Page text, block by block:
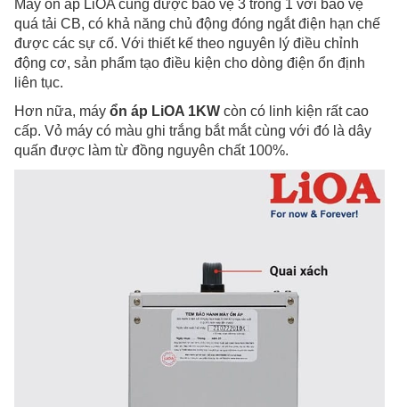
Máy ổn áp LiOA cũng được bảo vệ 3 trong 1 với bảo vệ
quá tải CB, có khả năng chủ động đóng ngắt điện hạn chế
được các sự cố. Với thiết kế theo nguyên lý điều chỉnh
động cơ, sản phẩm tạo điều kiện cho dòng điện ổn định
liên tục.
Hơn nữa, máy ổn áp LiOA 1KW còn có linh kiện rất cao
cấp. Vỏ máy có màu ghi trắng bắt mắt cùng với đó là dây
quấn được làm từ đồng nguyên chất 100%.